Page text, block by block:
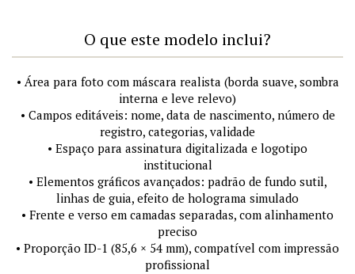
O que este modelo inclui?
• Área para foto com máscara realista (borda suave, sombra
interna e leve relevo)
• Campos editáveis: nome, data de nascimento, número de
registro, categorias, validade
• Espaço para assinatura digitalizada e logotipo
institucional
• Elementos gráficos avançados: padrão de fundo sutil,
linhas de guia, efeito de holograma simulado
• Frente e verso em camadas separadas, com alinhamento
preciso
• Proporção ID-1 (85,6 × 54 mm), compatível com impressão
profissional